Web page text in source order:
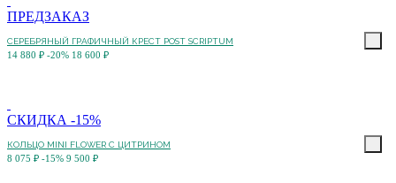
ПРЕДЗАКАЗ
СЕРЕБРЯНЫЙ ГРАФИЧНЫЙ КРЕСТ POST SCRIPTUM
14 880 ₽ -20% 18 600 ₽
СКИДКА -15%
КОЛЬЦО MINI FLOWER С ЦИТРИНОМ
8 075 ₽ -15% 9 500 ₽